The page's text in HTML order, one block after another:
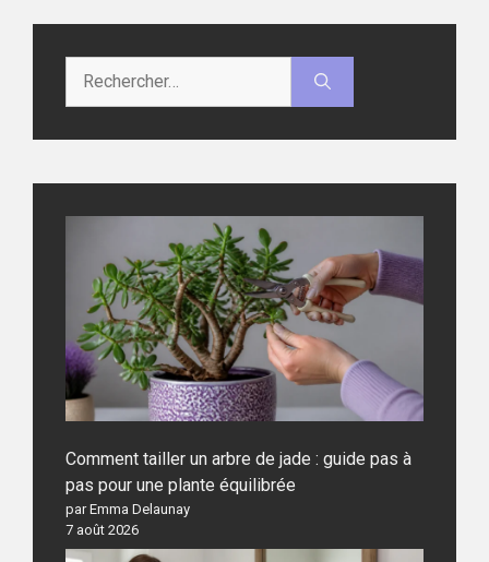
Comment tailler un arbre de jade : guide pas à
pas pour une plante équilibrée
par Emma Delaunay
7 août 2026